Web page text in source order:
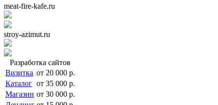
meat-fire-kafe.ru
stroy-azimut.ru
Разработка сайтов
Визитка от 20 000 р.
Каталог от 35 000 р.
Магазин от 30 000 р.